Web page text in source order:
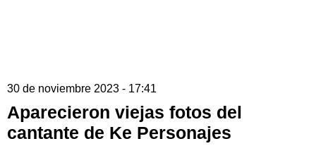
30 de noviembre 2023 - 17:41
Aparecieron viejas fotos del
cantante de Ke Personajes